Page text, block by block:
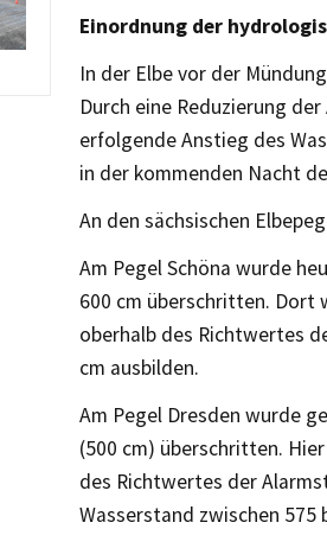
Einordnung der
In der Elbe vor der
Durch eine Reduzierung
erfolgende Anstieg des
in der kommenden Nacht
An den sächsischen
Am Pegel Schöna wurde
600 cm überschritten. Dort
oberhalb des Richtwertes
cm ausbilden.
Am Pegel Dresden wurde
(500 cm) überschritten.
des Richtwertes der
Wasserstand zwischen 575